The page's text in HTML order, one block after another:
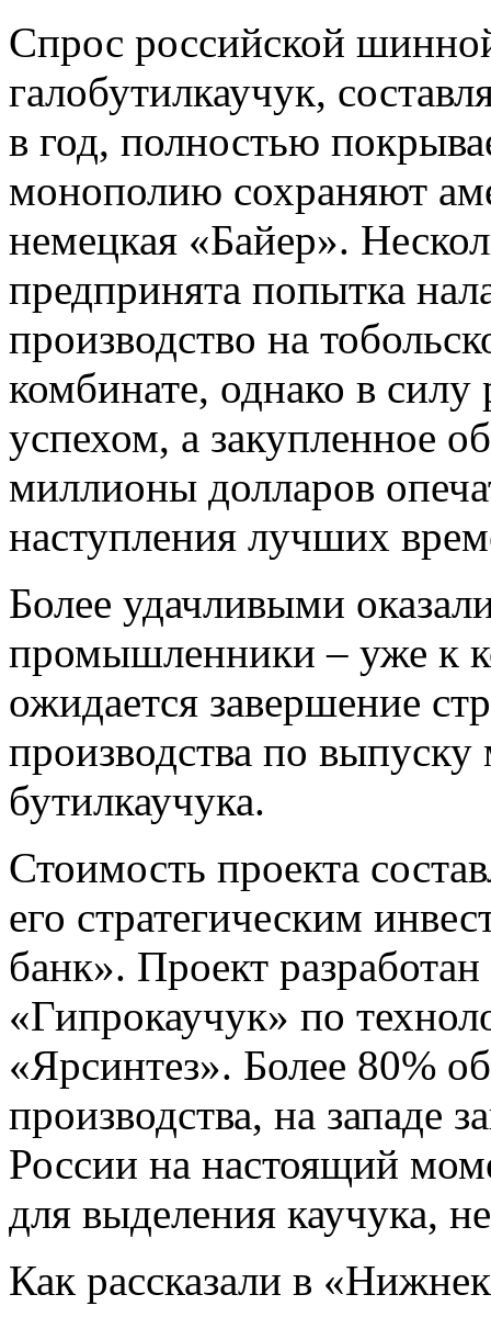
Спрос российской
галобутилкаучук,
в год, полностью
монополию сохраняют
немецкая «Байер».
предпринята попытка
производство на
комбинате, однако в
успехом, а закупленное
миллионы долларов
наступления лучших
Более удачливыми
промышленники – уже к
ожидается завершение
производства по
бутилкаучука.
Стоимость проекта
его стратегическим
банк». Проект
«Гипрокаучук» по
«Ярсинтез». Более 80%
производства, на западе
России на настоящий
для выделения каучука,
Как рассказали в